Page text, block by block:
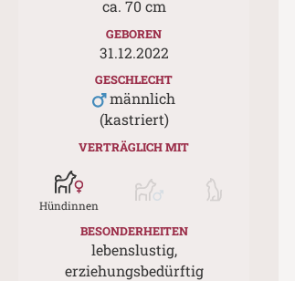
ca. 70 cm
GEBOREN
31.12.2022
GESCHLECHT
männlich
(kastriert)
VERTRÄGLICH MIT
Hündinnen
BESONDERHEITEN
lebenslustig,
erziehungsbedürftig